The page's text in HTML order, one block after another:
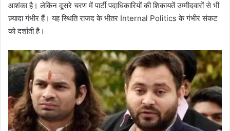
आशंका है। लेकिन दूसरे चरण में पार्टी पदाधिकारियों की शिकायतें उम्मीदवारों से भी
ज़्यादा गंभीर हैं। यह स्थिति राजद के भीतर Internal Politics के गंभीर संकट
को दर्शाती है।